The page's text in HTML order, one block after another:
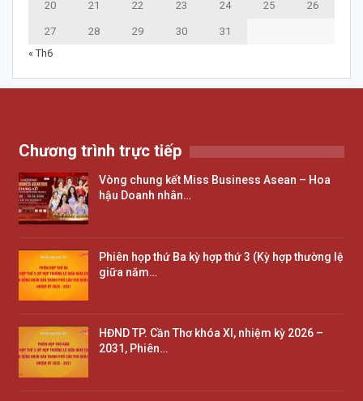
20 21 22 23 24 25 26
27 28 29 30
31
« Th6
Chương trình trực tiếp
Vòng chung kết Miss Business Asean – Hoa
hậu Doanh nhân…
Phiên họp thứ Ba kỳ hợp thứ 3 (Kỳ hợp thường lệ
giữa năm…
HĐND TP. Cần Thơ khóa XI, nhiệm kỳ 2026 –
2031, Phiên…